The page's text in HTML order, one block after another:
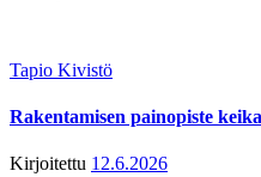
Tapio Kivistö
Rakentamisen painopiste
Kirjoitettu 12.6.2026